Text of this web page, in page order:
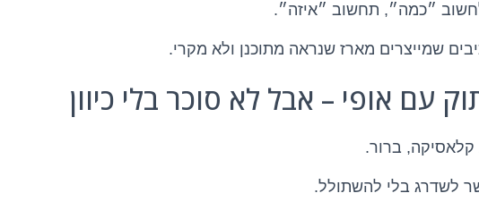
״כמה״, תחשוב ״איזה״.
שמייצרים מארז שנראה מתוכנן ולא מקרי.
ברור.
לשדרג בלי להשתולל.